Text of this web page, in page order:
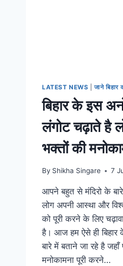
LATEST NEWS |जाने बिहार
बिहार के इस
लंगोट चढ़ाते है
भक्तों की
By Shikha Singare 7
आपने बहुत से मंदिरो के
लोग अपनी आस्था और
को पूरी करने के लिए
है। आज हम ऐसे ही बिहार
बारे में बताने जा रहे है
मनोकामना पूरी करने…